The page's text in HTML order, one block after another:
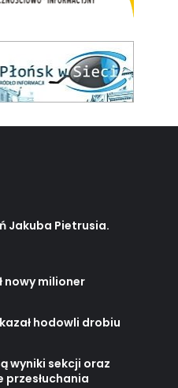
Jakuba Pietrusia.
nowy milioner
hodowli drobiu
wyniki sekcji oraz